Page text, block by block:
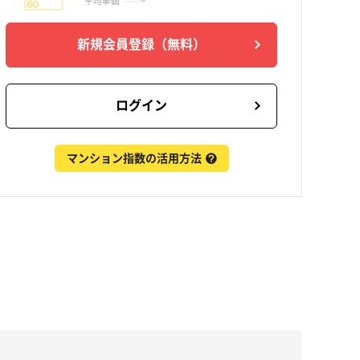
新規会員登録 （無料）
ログイン
マンション指数の活用方法